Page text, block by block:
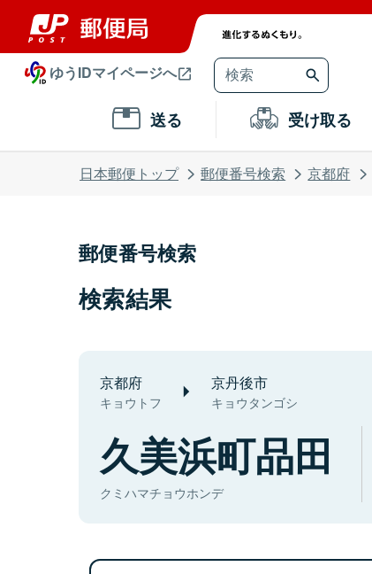
ゆうIDマイページへ
送る 受け取る
日本郵便トップ 郵便番号検索 京都府
郵便番号検索
検索結果
京都府
キョウトフ
京丹後市
キョウタンゴシ
久美浜町品田
クミハマチョウホンデ